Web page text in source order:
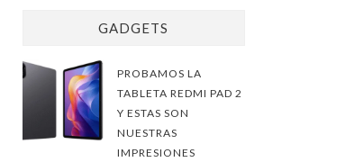
GADGETS
PROBAMOS LA
TABLETA REDMI PAD 2
Y ESTAS SON
NUESTRAS
IMPRESIONES